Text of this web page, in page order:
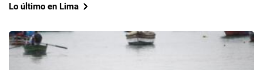
Lo último en Lima